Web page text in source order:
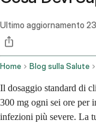
Ultimo aggiornamento
Home Blog sulla Salute
Il dosaggio standard di
300 mg ogni sei ore per
infezioni più severe. La